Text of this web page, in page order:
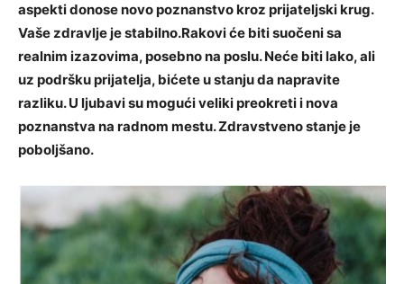
aspekti donose novo poznanstvo kroz prijateljski krug.
Vaše zdravlje je stabilno.Rakovi će biti suočeni sa
realnim izazovima, posebno na poslu. Neće biti lako, ali
uz podršku prijatelja, bićete u stanju da napravite
razliku. U ljubavi su mogući veliki preokreti i nova
poznanstva na radnom mestu. Zdravstveno stanje je
poboljšano.